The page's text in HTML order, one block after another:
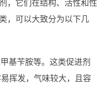
，它们在结构、活性和性
，可以大致分为以下几
基苄胺等。这类促进剂
挥发，气味较大，且容